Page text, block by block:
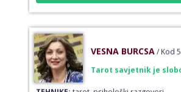
TEHNIKE:tarot, psihološki razgovori